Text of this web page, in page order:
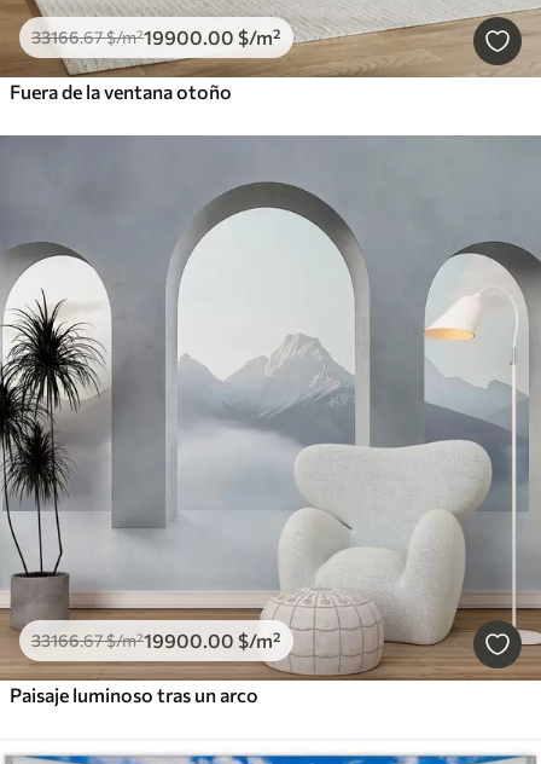
33166.67$/m²19900.00 $/m²
Fuera de la ventana otoño
33166.67$/m²19900.00 $/m²
Paisaje luminoso tras un arco